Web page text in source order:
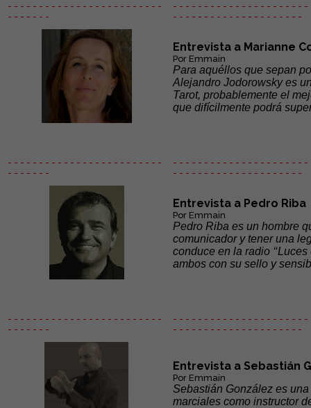
- - - - - - - - - - - - - - - - - - - - - - - - -
- - - - - - -
- - - - - - - - - - - - - - - - - - - - -
- - - - - - - - - - - - - - - - - - - - -
Entrevista a Marianne
Por Emmain
Para aquéllos que sepan
Alejandro Jodorowsky es
Tarot, probablemente el
que difícilmente podrá
- - - - - - - - - - - - - - - - - - - - - - - - -
- - - - - - -
- - - - - - - - - - - - - - - - - - - - -
- - - - - - - - - - - - - - - - - - - - -
Entrevista a Pedro Riba
Por Emmain
Pedro Riba es un hombre
comunicador y tener una
conduce en la radio ‘‘Luces
ambos con su sello y
- - - - - - - - - - - - - - - - - - - - - - - - -
- - - - - - -
- - - - - - - - - - - - - - - - - - - - -
- - - - - - - - - - - - - - - - - - - - -
Entrevista a Sebastián
Por Emmain
Sebastián González es
marciales como instructor